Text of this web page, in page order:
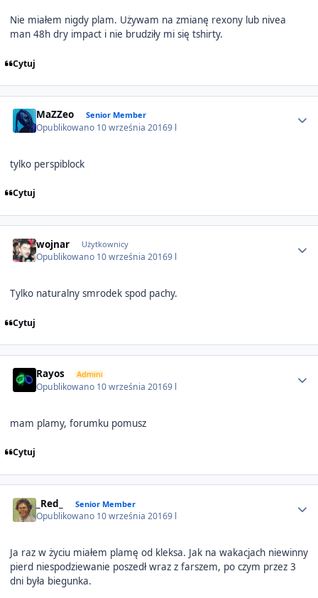
Nie miałem nigdy plam. Używam na zmianę rexony lub nivea
man 48h dry impact i nie brudziły mi się tshirty.
Cytuj
MaZZeo Senior Member
Opublikowano 10 września 20169 l
tylko perspiblock
Cytuj
wojnar Użytkownicy
Opublikowano 10 września 20169 l
Tylko naturalny smrodek spod pachy.
Cytuj
Rayos Admini
Opublikowano 10 września 20169 l
mam plamy, forumku pomusz
Cytuj
_Red_ Senior Member
Opublikowano 10 września 20169 l
Ja raz w życiu miałem plamę od kleksa. Jak na wakacjach niewinny
pierd niespodziewanie poszedł wraz z farszem, po czym przez 3
dni była biegunka.